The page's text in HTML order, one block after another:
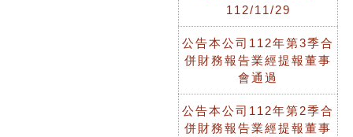
112/11/29
公告本公司112年第3季合
併財務報告業經提報董事
會通過
公告本公司112年第2季合
併財務報告業經提報董事